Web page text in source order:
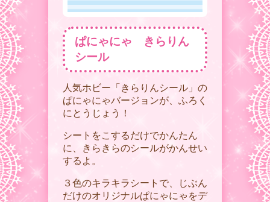
ぱにゃにゃ きらりん
シール
人気ホビー「きらりんシール」の
ぱにゃにゃバージョンが、ふろく
にとうじょう！
シートをこするだけでかんたん
に、きらきらのシールがかんせい
するよ。
３色のキラキラシートで、じぶん
だけのオリジナルぱにゃにゃをデ